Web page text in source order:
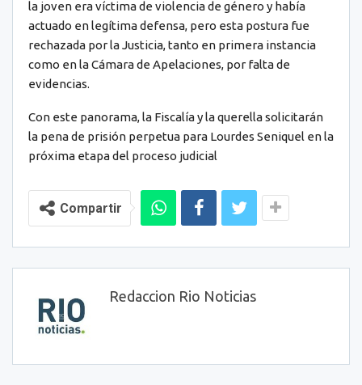
la joven era víctima de violencia de género y había
actuado en legítima defensa, pero esta postura fue
rechazada por la Justicia, tanto en primera instancia
como en la Cámara de Apelaciones, por falta de
evidencias.
Con este panorama, la Fiscalía y la querella solicitarán
la pena de prisión perpetua para Lourdes Seniquel en la
próxima etapa del proceso judicial
Compartir
Redaccion Rio Noticias